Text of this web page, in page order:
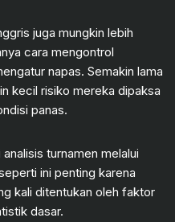
juga mungkin lebih
cara mengontrol
napas. Semakin lama
kecil risiko mereka dipaksa
panas.
turnamen melalui
seperti ini penting karena
kali ditentukan oleh faktor
dasar.